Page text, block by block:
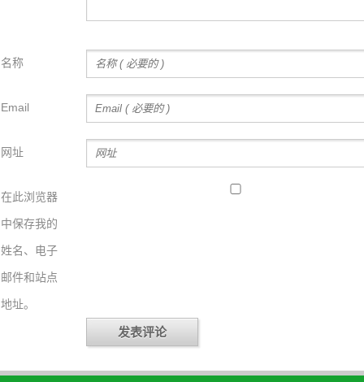
名称
Email
网址
在此浏览器
中保存我的
姓名、电子
邮件和站点
地址。